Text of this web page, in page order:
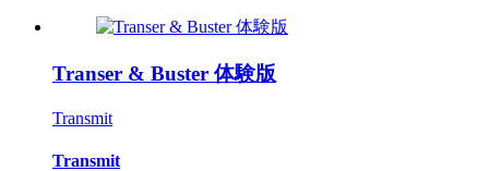
Transer & Buster 体験版
Transmit
Transmit